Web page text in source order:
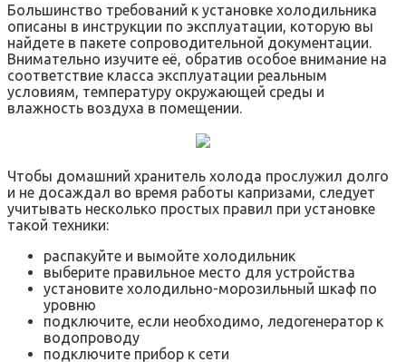
Большинство требований к установке холодильника
описаны в инструкции по эксплуатации, которую вы
найдете в пакете сопроводительной документации.
Внимательно изучите её, обратив особое внимание на
соответствие класса эксплуатации реальным
условиям, температуру окружающей среды и
влажность воздуха в помещении.
Чтобы домашний хранитель холода прослужил долго
и не досаждал во время работы капризами, следует
учитывать несколько простых правил при установке
такой техники:
распакуйте и вымойте холодильник
выберите правильное место для устройства
установите холодильно-морозильный шкаф по
уровню
подключите, если необходимо, ледогенератор к
водопроводу
подключите прибор к сети